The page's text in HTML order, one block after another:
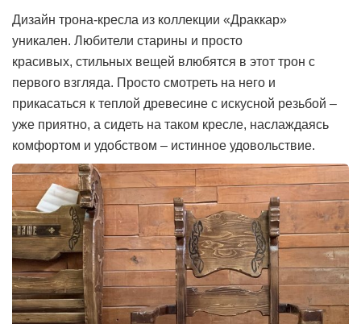
Дизайн трона-кресла из коллекции «Драккар»
уникален. Любители старины и просто
красивых, стильных вещей влюбятся в этот трон с
первого взгляда. Просто смотреть на него и
прикасаться к теплой древесине с искусной резьбой –
уже приятно, а сидеть на таком кресле, наслаждаясь
комфортом и удобством – истинное удовольствие.